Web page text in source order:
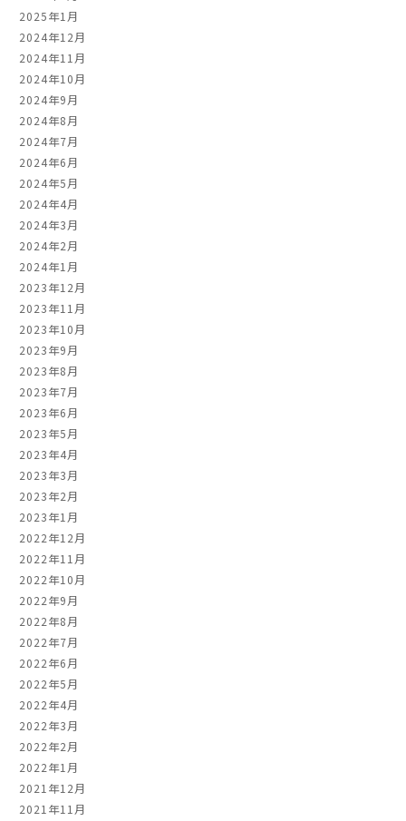
2025年1月
2024年12月
2024年11月
2024年10月
2024年9月
2024年8月
2024年7月
2024年6月
2024年5月
2024年4月
2024年3月
2024年2月
2024年1月
2023年12月
2023年11月
2023年10月
2023年9月
2023年8月
2023年7月
2023年6月
2023年5月
2023年4月
2023年3月
2023年2月
2023年1月
2022年12月
2022年11月
2022年10月
2022年9月
2022年8月
2022年7月
2022年6月
2022年5月
2022年4月
2022年3月
2022年2月
2022年1月
2021年12月
2021年11月